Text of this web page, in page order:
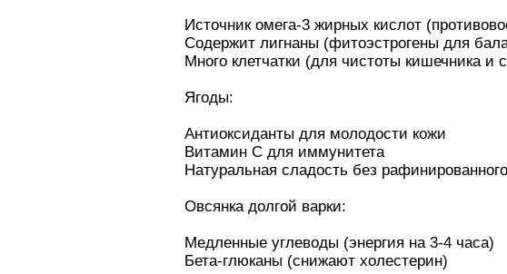
Источник омега-3 жирных кислот
Содержит лигнаны (фитоэстрогены для
Много клетчатки (для чистоты кишечника и
Ягоды:
Антиоксиданты для молодости кожи
Витамин С для иммунитета
Натуральная сладость без
Овсянка долгой варки:
Медленные углеводы (энергия на 3-4 часа)
Бета-глюканы (снижают холестерин)